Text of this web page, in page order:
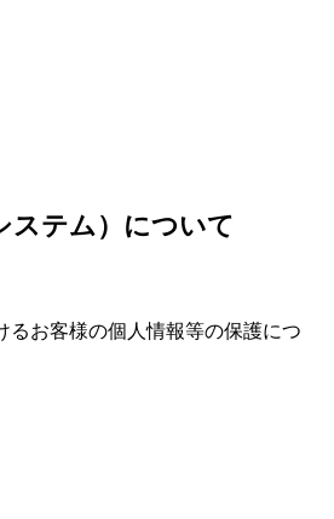
ステム）について
るお客様の個人情報等の保護につ